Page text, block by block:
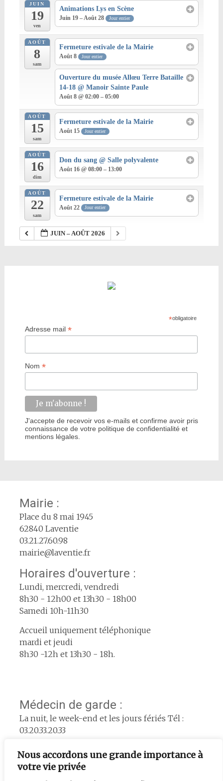
Nous accordons une grande importance à
votre vie privée
JUIN
19
ven
Animations Lys en Scène
Juin 19 – Août 28 Jour entier
AOÛT
8
sam
Fermeture estivale de la Mairie
Août 8 Jour entier
Ouverture du musée Allœu Terre Bataille
14-18@ Manoir Sainte Paule
Août 8 @ 02:00 – 05:00
AOÛT
15
sam
Fermeture estivale de la Mairie
Août 15 Jour entier
AOÛT
16
dim
Don du sang@ Salle polyvalente
Août 16 @ 08:00 – 13:00
AOÛT
22
sam
Fermeture estivale de la Mairie
Août 22 Jour entier
JUIN – AOÛT 2026
*obligatoire
Adresse mail*
Nom*
J'accepte de recevoir vos e-mails et confirme avoir pris
connaissance de votre politique de confidentialité et
mentions légales.
Mairie :
Place du 8 mai 1945
62840 Laventie
03.21.27.60.98
mairie@laventie.fr
Horaires d'ouverture :
Lundi, mercredi, vendredi
8h30 - 12h00 et 13h30 - 18h00
Samedi 10h-11h30
Accueil uniquement téléphonique
mardi et jeudi
8h30 -12h et 13h30 - 18h.
Médecin de garde :
La nuit, le week-end et les jours fériés Tél :
03.20.33.20.33
Pharmacie de garde :
www.servigardes.fr